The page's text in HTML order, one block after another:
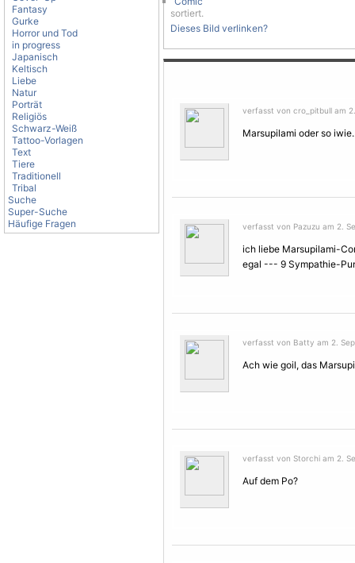
Fantasy
Gurke
Horror und Tod
in progress
Japanisch
Keltisch
Liebe
Natur
Porträt
Religiös
Schwarz-Weiß
Tattoo-Vorlagen
Text
Tiere
Traditionell
Tribal
Suche
Super-Suche
Häufige Fragen
sortiert.
Dieses Bild verlinken?
verfasst von cro_pitbull am
Marsupilami oder so
verfasst von Pazuzu am 2.
ich liebe Marsupilami-
egal --- 9 Sympathie-
verfasst von Batty am 2.
Ach wie goil, das
verfasst von Storchi am 2.
Auf dem Po?